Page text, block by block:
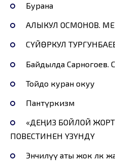
Бурана
АЛЫКУЛ ОСМОНОВ.
СҮЙӨРКУЛ
Байдылда Сарногоев.
Тойдо куран окуу
Пантүркизм
«ДЕҢИЗ БОЙЛОЙ
ПОВЕСТИНЕН ҮЗҮНДҮ
Энчилүү аты жок өлкө